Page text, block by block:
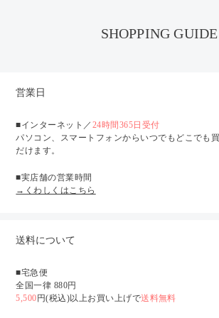
SHOPPING GUIDE
営業日
■インターネット／ 24時間365日受付
パソコン、スマートフォンからいつでもどこでも
だけます。
■実店舗の営業時間
→くわしくはこちら
送料について
■宅急便
全国一律 880円
5,500 円(税込)以上お買い上げで送料無料